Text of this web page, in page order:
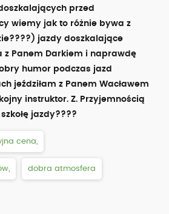
przed
wiemy jak to różnie bywa z
jazdy doszkalające
z Panem Darkiem i naprawdę
humor podczas jazd
jeździłam z Panem Wacławem
instruktor. Z. Przyjemnością
jazdy????
cena,
dobra atmosfera